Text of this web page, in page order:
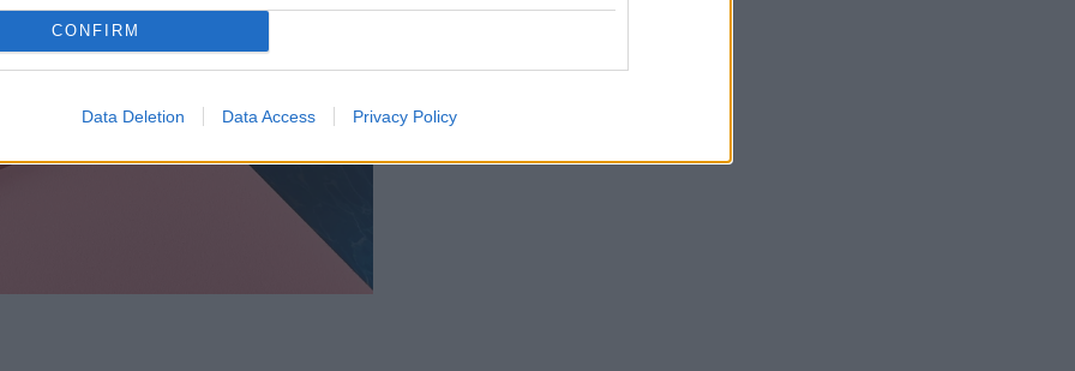
CONFIRM
Data Deletion Data Access Privacy Policy